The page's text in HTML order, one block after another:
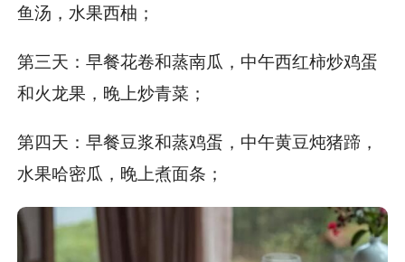
鱼汤，水果西柚；
第三天：早餐花卷和蒸南瓜，中午西红柿炒鸡蛋
和火龙果，晚上炒青菜；
第四天：早餐豆浆和蒸鸡蛋，中午黄豆炖猪蹄，
水果哈密瓜，晚上煮面条；